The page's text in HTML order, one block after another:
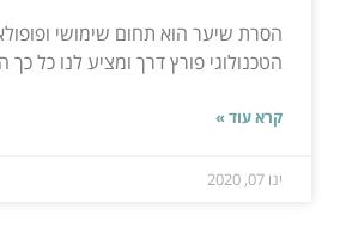
הסרת שיער הוא תחום שימושי
הטכנולוגי פורץ דרך ומציע לנו כל
קרא עוד »
ינו 07, 2020